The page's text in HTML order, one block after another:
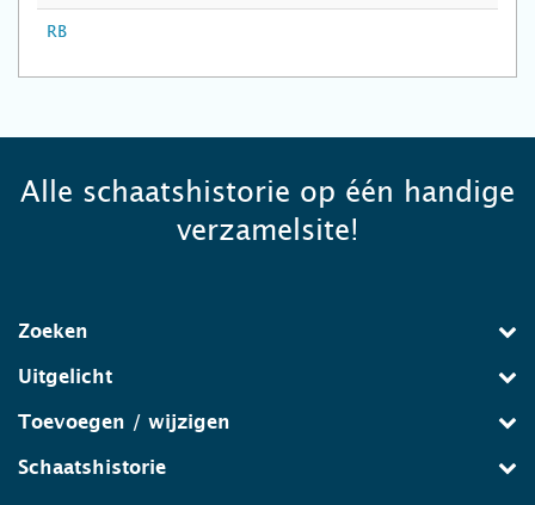
RB
Alle schaatshistorie op één handige
verzamelsite!
Zoeken
Uitgelicht
Toevoegen / wijzigen
Schaatshistorie